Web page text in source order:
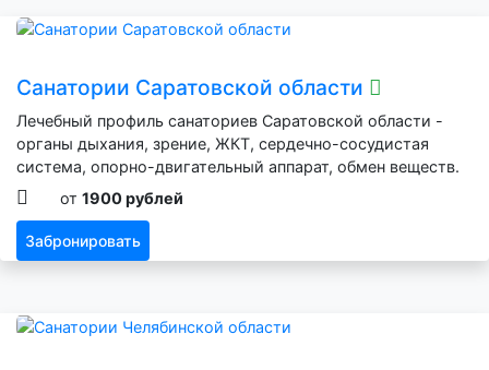
Санатории Саратовской области
Лечебный профиль санаториев Саратовской области -
органы дыхания, зрение, ЖКТ, сердечно-сосудистая
система, опорно-двигательный аппарат, обмен веществ.
от 1900 рублей
Забронировать